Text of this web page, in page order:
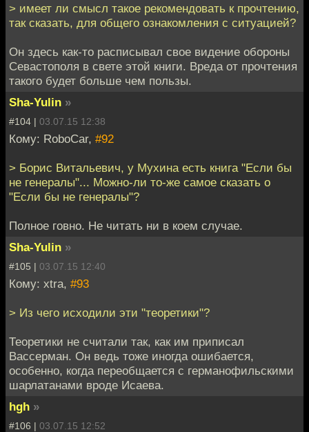
> имеет ли смысл такое рекомендовать к прочтению,
так сказать, для общего ознакомления с ситуацией?
Он здесь как-то расписывал свое видение обороны
Севастополя в свете этой книги. Вреда от прочтения
такого будет больше чем пользы.
Sha-Yulin »
#104 | 03.07.15 12:38
Кому: RoboCar, #92
> Борис Витальевич, у Мухина есть книга "Если бы
не генералы"... Можно-ли то-же самое сказать о
"Если бы не генералы"?
Полное говно. Не читать ни в коем случае.
Sha-Yulin »
#105 | 03.07.15 12:40
Кому: xtra, #93
> Из чего исходили эти "теоретики"?
Теоретики не считали так, как им приписал
Вассерман. Он ведь тоже иногда ошибается,
особенно, когда переобщается с германофильскими
шарлатанами вроде Исаева.
hgh »
#106 | 03.07.15 12:52